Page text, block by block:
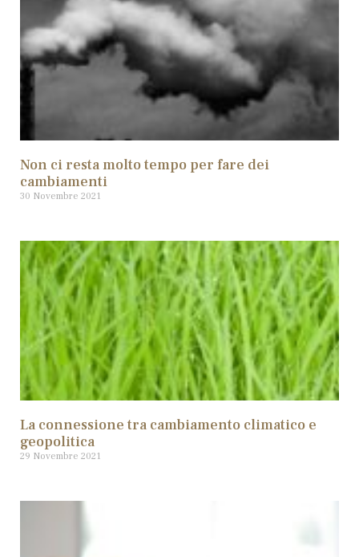
Non ci resta molto tempo per fare dei
cambiamenti
30 Novembre 2021
La connessione tra cambiamento climatico e
geopolitica
29 Novembre 2021